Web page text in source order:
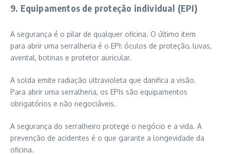
9. Equipamentos de proteção individual (EPI)
A segurança é o pilar de qualquer oficina. O último item
para abrir uma serralheria é o EPI: óculos de proteção, luvas,
avental, botinas e protetor auricular.
A solda emite radiação ultravioleta que danifica a visão.
Para abrir uma serralheria, os EPIs são equipamentos
obrigatórios e não negociáveis.
A segurança do serralheiro protege o negócio e a vida. A
prevenção de acidentes é o que garante a longevidade da
oficina.